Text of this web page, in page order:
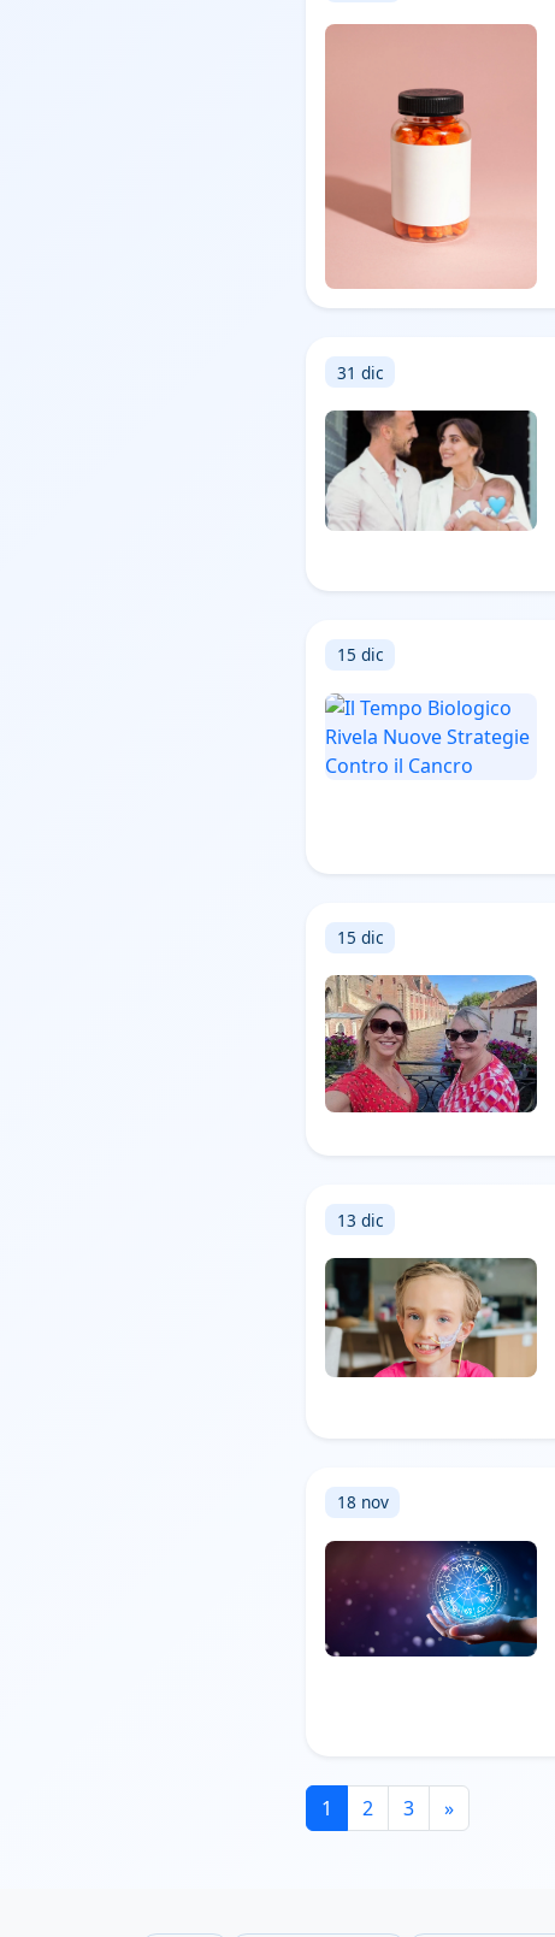
31 dic
15 dic
15 dic
13 dic
18 nov
1 2 3 »